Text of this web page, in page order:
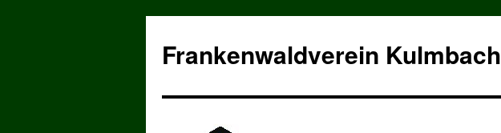
springen
Frankenwaldverein Kulmbach